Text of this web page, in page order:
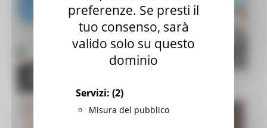
preferenze. Se presti il
tuo consenso, sarà
valido solo su questo
dominio
Servizi: (2)
Misura del pubblico